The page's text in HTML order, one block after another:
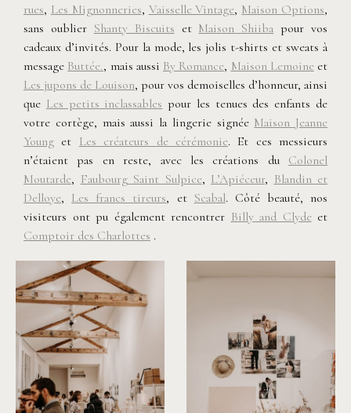
rues, Les Mignonneries, Vaisselle Vintage, Maison Options,
sans oublier Shanty Biscuits et Maison Shiiba pour vos
cadeaux d’invités. Pour la mode, les jolis t-shirts et sweats à
message Buttée., mais aussi By Romance, Maison Lemoine et
Les jupons de Louison, pour vos demoiselles d’honneur, ainsi
que Les petits inclassables pour les tenues des enfants de
votre cortège, mais aussi la lingerie signée Maison Jeanne
Young et Les créateurs de cérémonie. Et ces messieurs
n’étaient pas en reste, avec les créations du Colonel
Moutarde, Faubourg Saint Sulpice, L’Apiéceur, Blandin et
Delloye, Les francs tireurs, et Scabal. Côté beauté, nos
visiteurs ont pu également rencontrer Billy and Clyde et
Comptoir des Charlottes .